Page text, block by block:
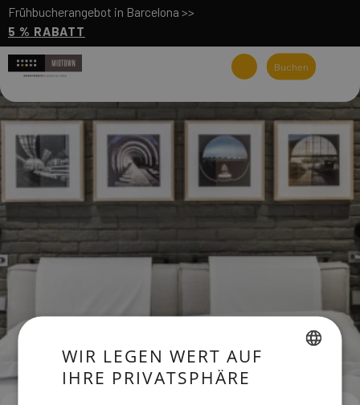
Frühbucherangebot in Barcelona >>
5 % RABATT
Buchen
WIR LEGEN WERT AUF
IHRE PRIVATSPHÄRE